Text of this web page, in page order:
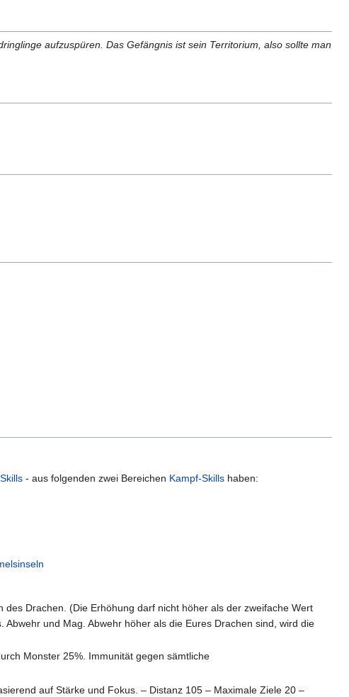
aufzuspüren. Das Gefängnis ist sein Territorium, also sollte man
- aus folgenden zwei Bereichen Kampf-Skills haben:
Drachen. (Die Erhöhung darf nicht höher als der zweifache Wert
und Mag. Abwehr höher als die Eures Drachen sind, wird die
Monster 25%. Immunität gegen sämtliche
auf Stärke und Fokus. – Distanz 105 – Maximale Ziele 20 –